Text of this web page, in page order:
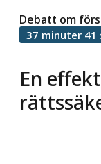
En
Debatt om
37 minuter 41